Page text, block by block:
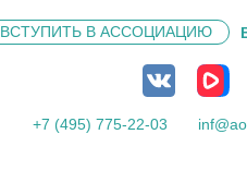
ВСТУПИТЬ В АССОЦИАЦИЮ
+7 (495) 775-22-03